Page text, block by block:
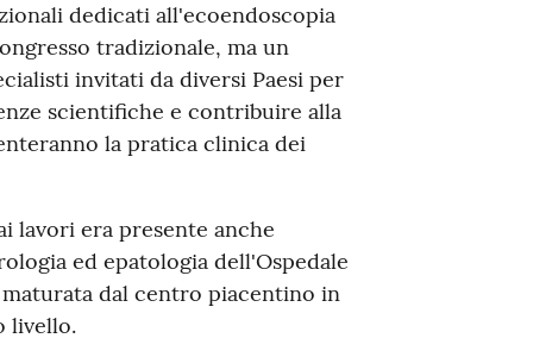
dedicati all'ecoendoscopia
tradizionale, ma un
invitati da diversi Paesi per
scientifiche e contribuire alla
la pratica clinica dei
lavori era presente anche
ed epatologia dell'Ospedale
dal centro piacentino in
livello.